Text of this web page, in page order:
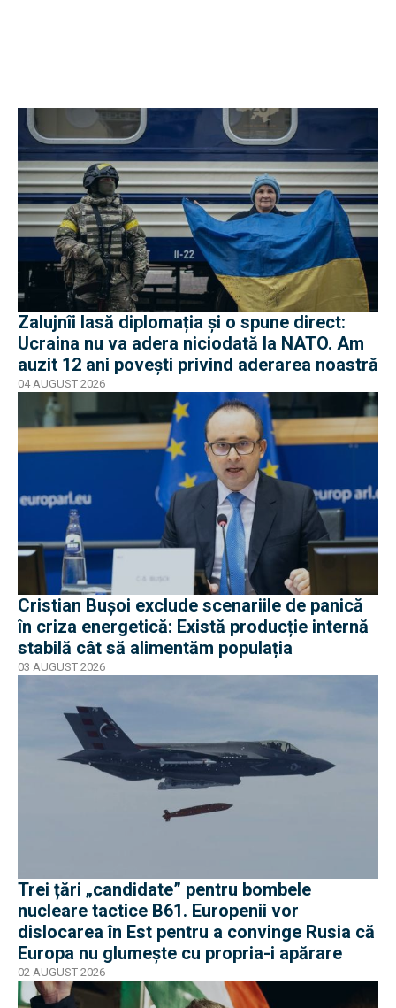
Zalujnîi lasă diplomația și o spune direct:
Ucraina nu va adera niciodată la NATO. Am
auzit 12 ani povești privind aderarea noastră
04 AUGUST 2026
Cristian Bușoi exclude scenariile de panică
în criza energetică: Există producție internă
stabilă cât să alimentăm populația
03 AUGUST 2026
Trei țări „candidate” pentru bombele
nucleare tactice B61. Europenii vor
dislocarea în Est pentru a convinge Rusia că
Europa nu glumește cu propria-i apărare
02 AUGUST 2026